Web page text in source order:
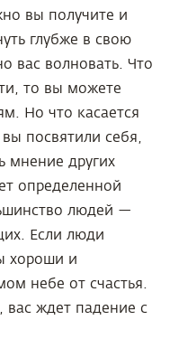
вы получите и
глубже в свою
вас волновать. Что
то вы можете
Но что касается
посвятили себя,
мнение других
определенной
людей —
Если люди
хороши и
небе от счастья.
вас ждет падение с